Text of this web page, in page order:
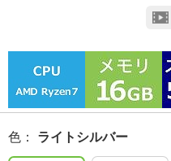
色 ： ライトシルバー